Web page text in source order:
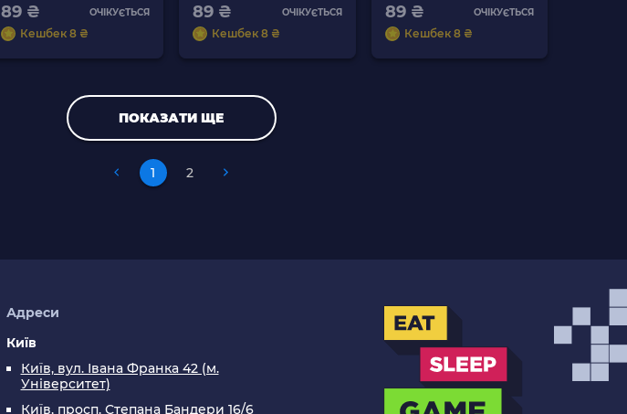
89 ₴ ОЧІКУЄТЬСЯ
Кешбек 8 ₴
89 ₴ ОЧІКУЄТЬСЯ
Кешбек 8 ₴
Grey Б/У
89 ₴ ОЧІКУЄТЬСЯ
Кешбек 8 ₴
ПОКАЗАТИ ЩЕ
1 2
Адреси
Київ
Київ, вул. Івана Франка 42 (м.
Університет)
Київ, просп. Степана Бандери 16/6